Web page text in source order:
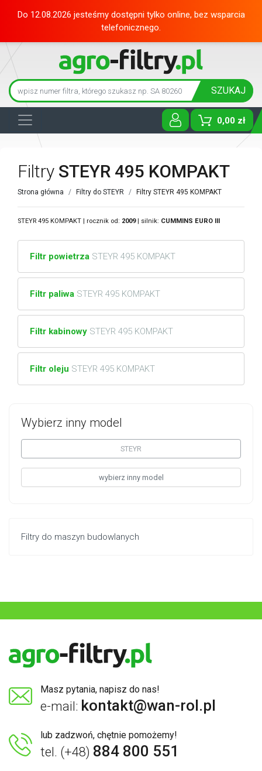
Do 12.08.2026 jesteśmy dostępni tylko online, bez wsparcia
telefonicznego.
SZUKAJ
0,00 zł
Toggle
Wybierz inny model
STEYR
wybierz inny model
Filtry do maszyn budowlanych
Filtry STEYR 495 KOMPAKT
Strona główna Filtry do STEYR Filtry STEYR 495 KOMPAKT
STEYR 495 KOMPAKT | rocznik od: 2009| silnik: CUMMINS EURO III
Filtr powietrza STEYR 495 KOMPAKT
Filtr paliwa STEYR 495 KOMPAKT
Filtr kabinowy STEYR 495 KOMPAKT
Filtr oleju STEYR 495 KOMPAKT
Masz pytania, napisz do nas!
e-mail: kontakt@wan-rol.pl
lub zadzwoń, chętnie pomożemy!
tel. (+48) 884 800 551